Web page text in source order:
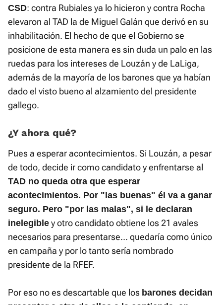
CSD: contra Rubiales ya lo hicieron y contra Rocha
elevaron al TAD la de Miguel Galán que derivó en su
inhabilitación. El hecho de que el Gobierno se
posicione de esta manera es sin duda un palo en las
ruedas para los intereses de Louzán y de LaLiga,
además de la mayoría de los barones que ya habían
dado el visto bueno al alzamiento del presidente
gallego.
¿Y ahora qué?
Pues a esperar acontecimientos. Si Louzán, a pesar
de todo, decide ir como candidato y enfrentarse al
TAD no queda otra que esperar
acontecimientos. Por "las buenas" él va a ganar
seguro. Pero "por las malas", si le declaran
inelegible y otro candidato obtiene los 21 avales
necesarios para presentarse... quedaría como único
en campaña y por lo tanto sería nombrado
presidente de la RFEF.
Por eso no es descartable que los barones decidan